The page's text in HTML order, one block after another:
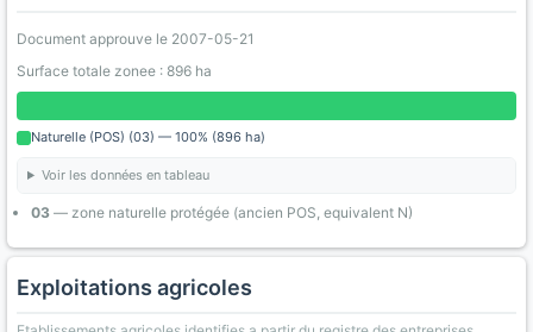
Document approuve le 2007-05-21
Surface totale zonee : 896 ha
Naturelle (POS) (03) — 100% (896 ha)
Voir les données en tableau
03 — zone naturelle protégée (ancien POS, equivalent N)
Exploitations agricoles